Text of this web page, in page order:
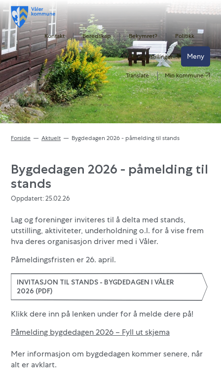
Kontakt Beredskap Bekymret? Politikk
Ledige stillinger Meny
Translate Min kommune
Forside Aktuelt Bygdedagen 2026 - påmelding til stands
Bygdedagen 2026 - påmelding til
stands
Oppdatert: 25.02.26
Lag og foreninger inviteres til å delta med stands,
utstilling, aktiviteter, underholdning o.l. for å vise frem
hva deres organisasjon driver med i Våler.
Påmeldingsfristen er 26. april.
INVITASJON TIL STANDS - BYGDEDAGEN I VÅLER
2026 (PDF)
Klikk dere inn på lenken under for å melde dere på!
Påmelding bygdedagen 2026 – Fyll ut skjema
Mer informasjon om bygdedagen kommer senere, når
alt er avklart.